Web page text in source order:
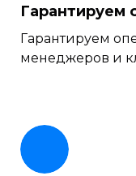
Гарантируем
Гарантируем
менеджеров и